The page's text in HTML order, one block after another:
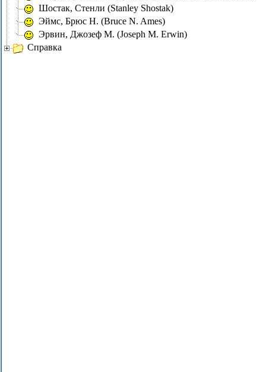
Шостак, Стенли (Stanley Shostak)
Эймс, Брюс Н. (Bruce N. Ames)
Эрвин, Джозеф М. (Joseph M. Erwin)
Справка